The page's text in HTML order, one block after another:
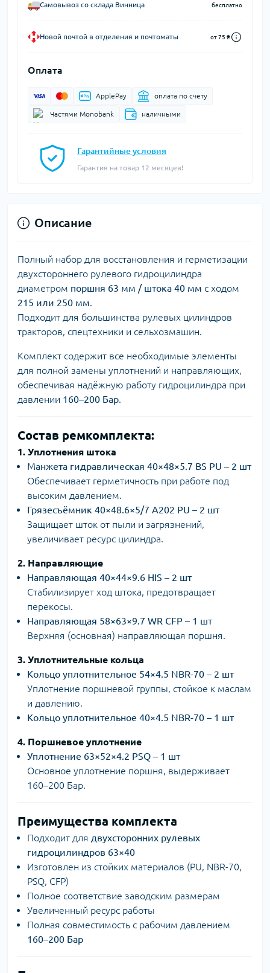
Самовывоз со склада Винница бесплатно
Новой почтой в отделения и почтоматы от 75 ₴
Оплата
ApplePay оплата по счету
Частями Monobank наличными
Гарантийные условия
Гарантия на товар 12 месяцев!
Описание
Полный набор для восстановления и герметизации
двухстороннего рулевого гидроцилиндра
диаметром поршня 63 мм / штока 40 мм с ходом
215 или 250 мм.
Подходит для большинства рулевых цилиндров
тракторов, спецтехники и сельхозмашин.
Комплект содержит все необходимые элементы
для полной замены уплотнений и направляющих,
обеспечивая надёжную работу гидроцилиндра при
давлении 160–200 Бар.
Состав ремкомплекта:
1. Уплотнения штока
Манжета гидравлическая 40×48×5.7 BS PU – 2 шт
Обеспечивает герметичность при работе под
высоким давлением.
Грязесъёмник 40×48.6×5/7 A202 PU – 2 шт
Защищает шток от пыли и загрязнений,
увеличивает ресурс цилиндра.
2. Направляющие
Направляющая 40×44×9.6 HIS – 2 шт
Стабилизирует ход штока, предотвращает
перекосы.
Направляющая 58×63×9.7 WR CFP – 1 шт
Верхняя (основная) направляющая поршня.
3. Уплотнительные кольца
Кольцо уплотнительное 54×4.5 NBR-70 – 2 шт
Уплотнение поршневой группы, стойкое к маслам
и давлению.
Кольцо уплотнительное 40×4.5 NBR-70 – 1 шт
4. Поршневое уплотнение
Уплотнение 63×52×4.2 PSQ – 1 шт
Основное уплотнение поршня, выдерживает
160–200 Бар.
Преимущества комплекта
Подходит для двухсторонних рулевых
гидроцилиндров 63×40
Изготовлен из стойких материалов (PU, NBR-70,
PSQ, CFP)
Полное соответствие заводским размерам
Увеличенный ресурс работы
Полная совместимость с рабочим давлением
160–200 Бар